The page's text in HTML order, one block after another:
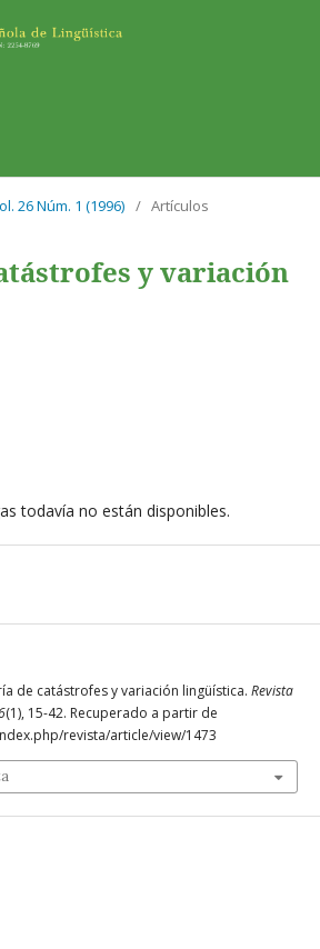
26 Núm. 1 (1996) / Artículos
y variación
todavía no están disponibles.
de catástrofes y variación lingüística. Revista
(1), 15-42. Recuperado a partir de
revista/article/view/1473